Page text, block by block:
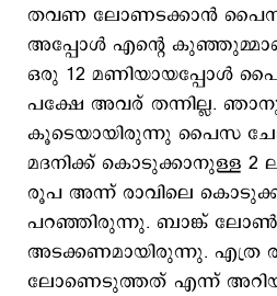
തവണ ലോണടക്കാന്‍ പൈസ
അപ്പോള്‍ എന്‍റെ
ഒരു 12 മണിയായപ്പോള്‍
പക്ഷേ അവര് തന്നില്ല.
കൂടെയായിരുന്നു പൈസ
മദനിക്ക് കൊടുക്കാനുള്ള 2
രൂപ അന്ന് രാവിലെ
പറഞ്ഞിരുന്നു. ബാങ്ക് ലോണ്‍
അടക്കണമായിരുന്നു. എത്ര
ലോണെടുത്തത് എന്ന്